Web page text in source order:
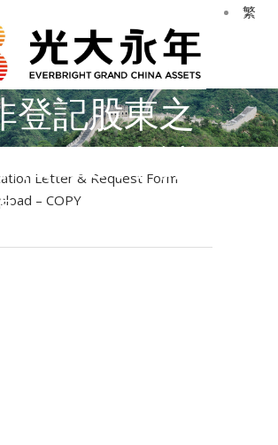
繁
登記股東之
信函及申請
Letter & Request Form
– COPY